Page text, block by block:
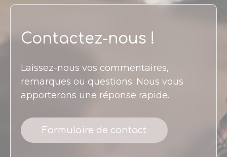
Contactez-nous !
Laissez-nous vos commentaires,
remarques ou questions. Nous vous
apporterons une réponse rapide.
Formulaire de contact